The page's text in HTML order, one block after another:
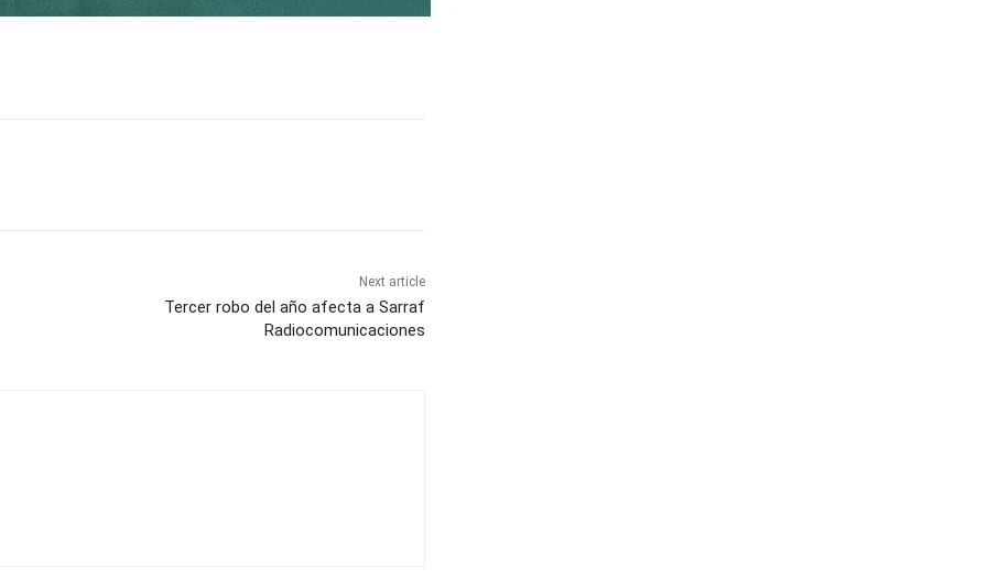
Next article
Tercer robo del año afecta a Sarraf
Radiocomunicaciones